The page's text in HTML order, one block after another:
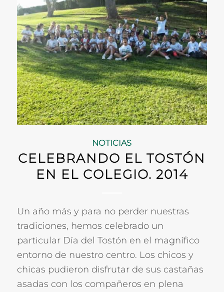
NOTICIAS
CELEBRANDO EL TOSTÓN
EN EL COLEGIO. 2014
Un año más y para no perder nuestras
tradiciones, hemos celebrado un
particular Día del Tostón en el magnífico
entorno de nuestro centro. Los chicos y
chicas pudieron disfrutar de sus castañas
asadas con los compañeros en plena